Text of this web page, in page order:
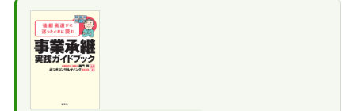
と動向
2030年に最大79万人不足するIT人材
危機が、中小企業のM&Aを後押しする
するメリット・デメリット